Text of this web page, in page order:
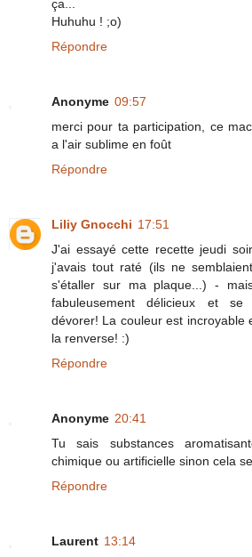
ça...
Huhuhu ! ;o)
Répondre
Anonyme 09:57
merci pour ta participation, ce
a l'air sublime en foût
Répondre
Liliy Gnocchi 17:51
J'ai essayé cette recette jeudi
j'avais tout raté (ils ne
s'étaller sur ma plaque...) -
fabuleusement délicieux et
dévorer! La couleur est incroyable
la renverse! :)
Répondre
Anonyme 20:41
Tu sais substances
chimique ou artificielle sinon cela
Répondre
Laurent 13:14